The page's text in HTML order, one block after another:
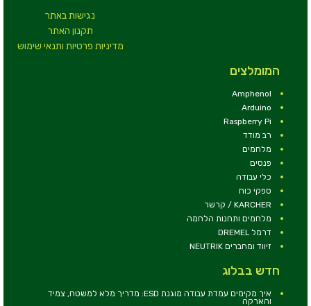
נגישות באתר
תקנון האתר
מדיניות פרטיות ותנאי שימוש
המומלצים
Amphenol
Arduino
Raspberry Pi
רב מודד
מלחמים
פנסים
כלי עבודה
ספקי כוח
KARCHER / קרשר
מלחמים ותחנות הלחמה
דרמל DREMEL
זיווד ומחברים NEUTRIK
חדש בבלוג
איך מקימים עמדת עבודה מוגנת ESD: מדריך מלא למשטח, צמיד
והארקה